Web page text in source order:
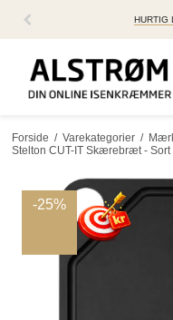
1-2
Forside / Varekategorier /
Stelton CUT-IT Skærebræt - Sort
-25%